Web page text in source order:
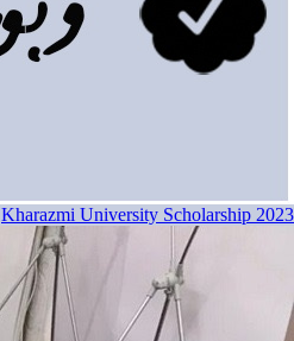
Kharazmi University Scholarship 2023